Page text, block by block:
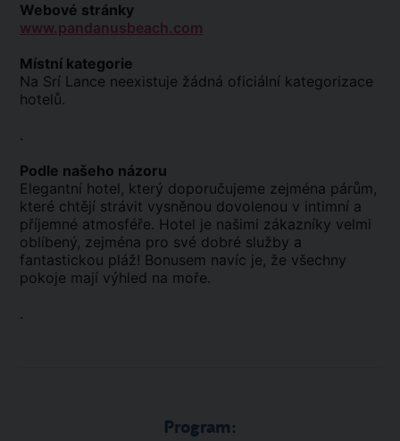
Webové stránky
www.pandanusbeach.com
Místní kategorie
Na Srí Lance neexistuje žádná oficiální kategorizace
hotelů.
.
Podle našeho názoru
Elegantní hotel, který doporučujeme zejména párům,
které chtějí strávit vysněnou dovolenou v intimní a
příjemné atmosféře. Hotel je našimi zákazníky velmi
oblíbený, zejména pro své dobré služby a
fantastickou pláž! Bonusem navíc je, že všechny
pokoje mají výhled na moře.
.
Program: